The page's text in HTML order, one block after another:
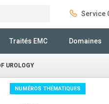
Service
Traités EMC Domaines
UROLOGY
NUMÉROS THÉMATIQUES